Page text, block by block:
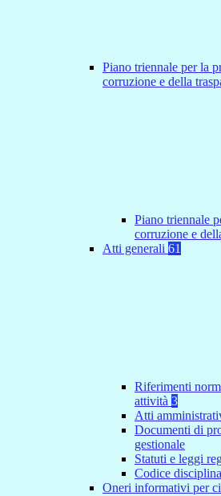
Piano triennale per la
corruzione e della
Piano triennale
corruzione e
Atti generali 61
Riferimenti
attività 3
Atti
Documenti di
gestionale
Statuti e leggi
Codice
Oneri informativi per